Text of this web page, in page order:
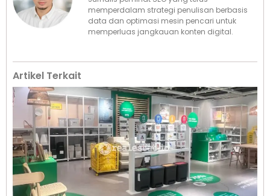
memperdalam strategi penulisan berbasis
data dan optimasi mesin pencari untuk
memperluas jangkauan konten digital.
Artikel Terkait